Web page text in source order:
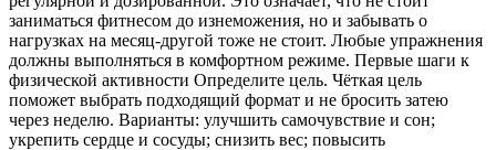
заниматься фитнесом до изнеможения, но и забывать о
нагрузках на месяц-другой тоже не стоит. Любые упражнения
должны выполняться в комфортном режиме. Первые шаги к
физической активности Определите цель. Чёткая цель
поможет выбрать подходящий формат и не бросить затею
через неделю. Варианты: улучшить самочувствие и сон;
укрепить сердце и сосуды; снизить вес; повысить